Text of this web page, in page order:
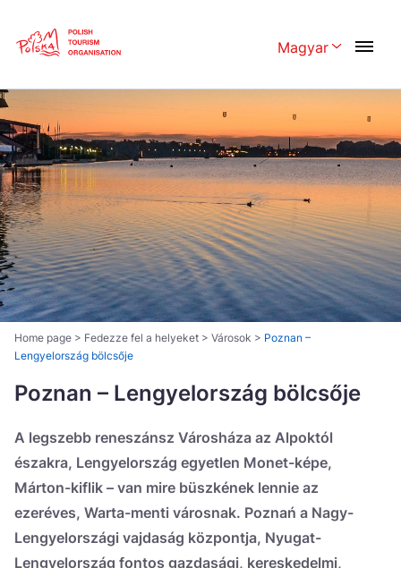
Magyar
English
Česká 中国
Dansk Deutschland
Español Français
Italiano Magyar
Nederlands 日本語
Português Norsk
Україна
Zamknij
Home page > Fedezze fel a helyeket > Városok > Poznan –
Lengyelország bölcsője
Poznan – Lengyelország bölcsője
A legszebb reneszánsz Városháza az Alpoktól
északra, Lengyelország egyetlen Monet-képe,
Márton-kiflik – van mire büszkének lennie az
ezeréves, Warta-menti városnak. Poznań a Nagy-
Lengyelországi vajdaság központja, Nyugat-
Lengyelország fontos gazdasági, kereskedelmi,